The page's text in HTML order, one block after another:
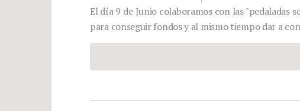
El día 9 de Junio colaboramos con las "pedaladas
para conseguir fondos y al mismo tiempo dar a